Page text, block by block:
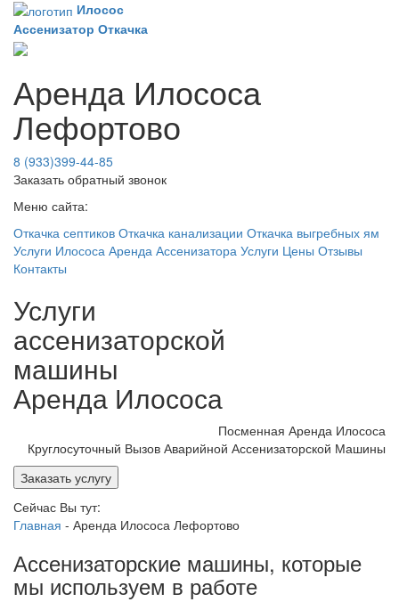
Илосос
Ассенизатор Откачка
Аренда Илососа
Лефортово
8 (933)399-44-85
Заказать обратный звонок
Меню сайта:
Откачка септиков Откачка канализации Откачка выгребных ям
Услуги Илососа Аренда Ассенизатора Услуги Цены Отзывы
Контакты
Услуги
ассенизаторской
машины
Аренда Илососа
Посменная Аренда Илососа
Круглосуточный Вызов Аварийной Ассенизаторской Машины
Заказать услугу
Сейчас Вы тут:
Главная - Аренда Илососа Лефортово
Ассенизаторские машины, которые
мы используем в работе